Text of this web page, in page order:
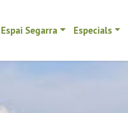
Espai Segarra Especials